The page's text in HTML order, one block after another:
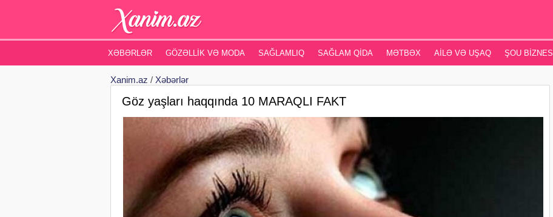
XƏBƏRLƏR GÖZƏLLIK VƏ MODA SAĞLAMLIQ SAĞLAM QIDA MƏTBƏX AILƏ VƏ UŞAQ ŞOU BIZNES
Xanim.az / Xəbərlər
Göz yaşları haqqında 10 MARAQLI FAKT